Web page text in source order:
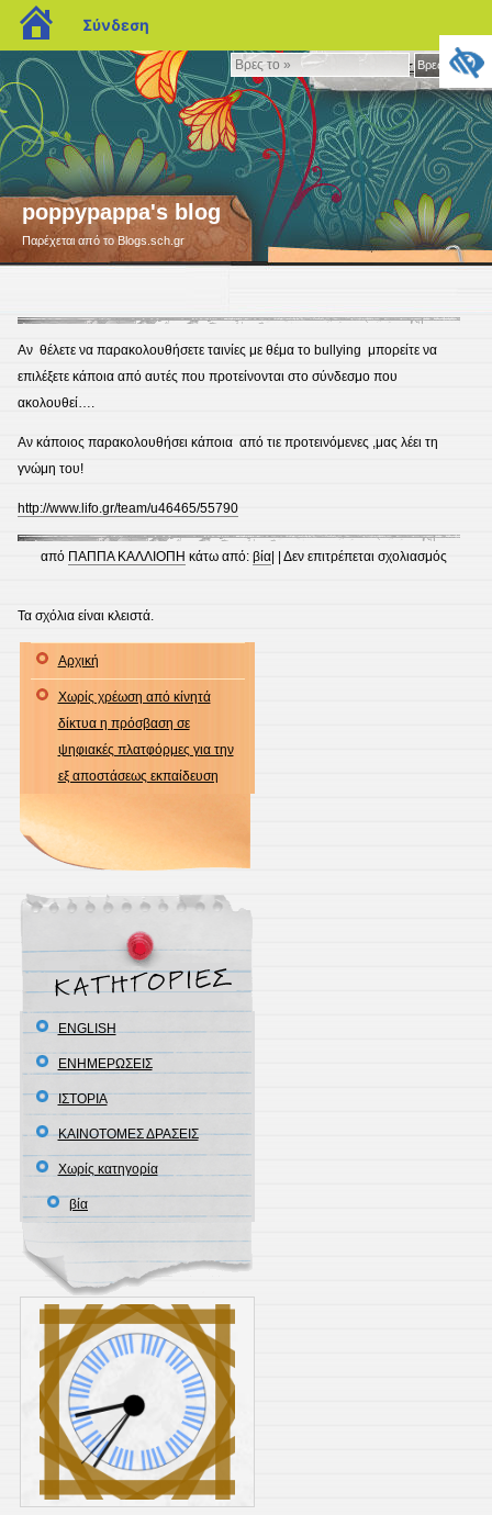
Βρες
το
»
Βρες το »
poppypappa's blog
Παρέχεται από το Blogs.sch.gr
Αν θέλετε να παρακολουθήσετε ταινίες με θέμα το bullying μπορείτε να
επιλέξετε κάποια από αυτές που προτείνονται στο σύνδεσμο που
ακολουθεί….
Αν κάποιος παρακολουθήσει κάποια από τιε προτεινόμενες ,μας λέει τη
γνώμη του!
http://www.lifo.gr/team/u46465/55790
από ΠΑΠΠΑ ΚΑΛΛΙΟΠΗ κάτω από:βία | |Δεν επιτρέπεται σχολιασμός
Τα σχόλια είναι κλειστά.
Αρχική
Χωρίς χρέωση από κίνητά
δίκτυα η πρόσβαση σε
ψηφιακές πλατφόρμες για την
εξ αποστάσεως εκπαίδευση
ENGLISH
ΕΝΗΜΕΡΩΣΕΙΣ
ΙΣΤΟΡΙΑ
ΚΑΙΝΟΤΟΜΕΣ ΔΡΑΣΕΙΣ
Χωρίς κατηγορία
βία
blogs.sch.gr
Σύνδεση